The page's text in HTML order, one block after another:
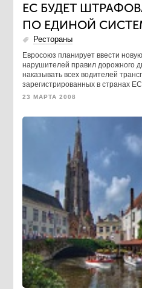
ЕС БУДЕТ
ПО ЕДИНОЙ
Рестораны
Евросоюз планирует ввести
нарушителей правил дорожного
наказывать всех водителей
зарегистрированных в странах
23 МАРТА 2008